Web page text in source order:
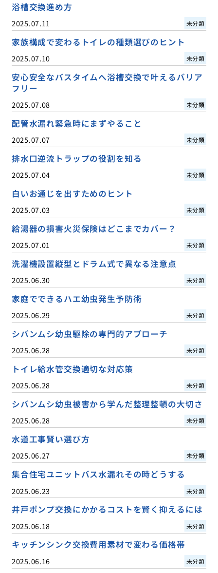
浴槽交換進め方
2025.07.11 未分類
家族構成で変わるトイレの種類選びのヒント
2025.07.10 未分類
安心安全なバスタイムへ浴槽交換で叶えるバリア
フリー
2025.07.08 未分類
配管水漏れ緊急時にまずやること
2025.07.07 未分類
排水口逆流トラップの役割を知る
2025.07.04 未分類
白いお通じを出すためのヒント
2025.07.03 未分類
給湯器の損害火災保険はどこまでカバー？
2025.07.01 未分類
洗濯機設置縦型とドラム式で異なる注意点
2025.06.30 未分類
家庭でできるハエ幼虫発生予防術
2025.06.29 未分類
シバンムシ幼虫駆除の専門的アプローチ
2025.06.28 未分類
トイレ給水管交換適切な対応策
2025.06.28 未分類
シバンムシ幼虫被害から学んだ整理整頓の大切さ
2025.06.28 未分類
水道工事賢い選び方
2025.06.27 未分類
集合住宅ユニットバス水漏れその時どうする
2025.06.23 未分類
井戸ポンプ交換にかかるコストを賢く抑えるには
2025.06.18 未分類
キッチンシンク交換費用素材で変わる価格帯
2025.06.16 未分類